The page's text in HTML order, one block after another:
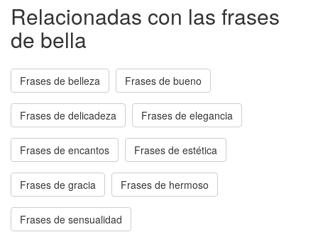
Relacionadas con las frases
de bella
Frases de belleza Frases de bueno
Frases de delicadeza Frases de elegancia
Frases de encantos Frases de estética
Frases de gracia Frases de hermoso
Frases de sensualidad